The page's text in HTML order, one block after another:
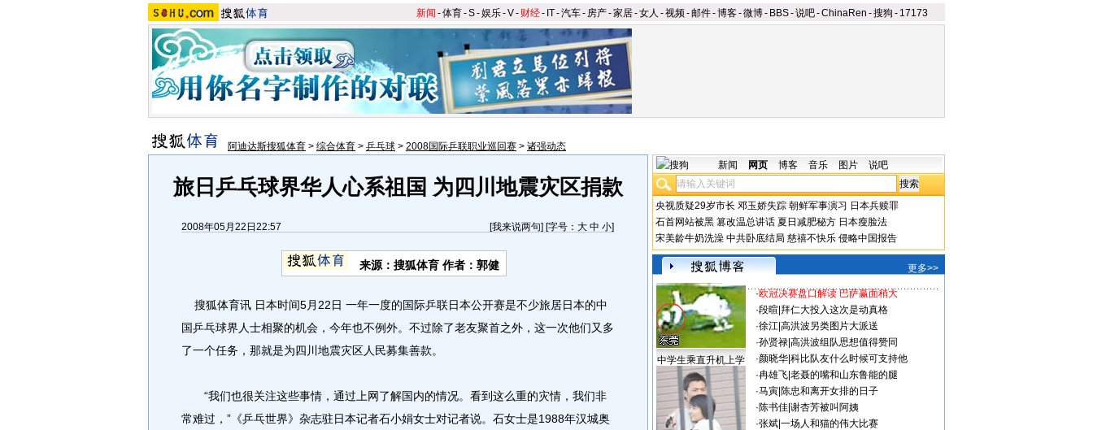
新闻 -体育-S-娱乐-V- 财经- IT-汽车- 房产-家居-女人 -视频-邮件-博客-微博- BBS-说吧-ChinaRen -搜狗 - 17173
阿迪达斯搜狐体育 > 综合体育 > 乒乓球 > 2008国际乒联职业巡回赛 > 诸强动态
旅日乒乓球界华人心系祖国 为四川地震灾区捐款
2008年05月22日22:57 [我来说两句] [字号： 大 中 小]
来源：搜狐体育 作者：郭健
搜狐体育讯 日本时间5月22日 一年一度的国际乒联日本公开赛是不少旅居日本的中
国乒乓球界人士相聚的机会，今年也不例外。不过除了老友聚首之外，这一次他们又多
了一个任务，那就是为四川地震灾区人民募集善款。
“我们也很关注这些事情，通过上网了解国内的情况。看到这么重的灾情，我们非
常难过，”《乒乓世界》杂志驻日本记者石小娟女士对记者说。石女士是1988年汉城奥
新闻 网页 博客 音乐 图片 说吧
央视质疑29岁市长 邓玉娇失踪 朝鲜军事演习 日本兵赎罪
石首网站被黑 篡改温总讲话 夏日减肥秘方 日本瘦脸法
宋美龄牛奶洗澡 中共卧底结局 慈禧不快乐 侵略中国报告
更多>>
中学生乘直升机上学
·欧冠决赛盘口解读 巴萨赢面稍大
·段暄 拜仁大投入这次是动真格
·徐江| 高洪波另类图片大派送
·孙贤禄| 高洪波组队思想值得赞同
·颜晓华| 科比队友什么时候可支持他
·冉雄飞| 老聂的嘴和山东鲁能的腿
·马寅| 陈忠和离开女排的日子
·陈书佳| 谢杏芳被叫阿姨
·张斌| 一场人和猫的伟大比赛